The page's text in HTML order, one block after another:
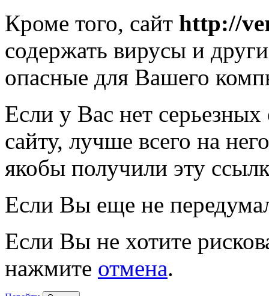
Кроме того, сайт http://
содержать вирусы и
опасные для Вашего
Если у Вас нет
сайту, лучше всего на
якобы получили эту
Если Вы еще не
Если Вы не хотите
нажмите отмена.